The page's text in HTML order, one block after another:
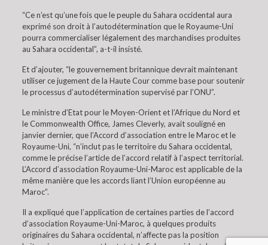
“Ce n’est qu’une fois que le peuple du Sahara occidental aura
exprimé son droit à l’autodétermination que le Royaume-Uni
pourra commercialiser légalement des marchandises produites
au Sahara occidental”, a-t-il insisté.
Et d’ajouter, “le gouvernement britannique devrait maintenant
utiliser ce jugement de la Haute Cour comme base pour soutenir
le processus d’autodétermination supervisé par l’ONU”.
Le ministre d’Etat pour le Moyen-Orient et l’Afrique du Nord et
le Commonwealth Office, James Cleverly, avait souligné en
janvier dernier, que l’Accord d’association entre le Maroc et le
Royaume-Uni, “n’inclut pas le territoire du Sahara occidental,
comme le précise l’article de l’accord relatif à l’aspect territorial.
L’Accord d’association Royaume-Uni-Maroc est applicable de la
même manière que les accords liant l’Union européenne au
Maroc”.
Il a expliqué que l’application de certaines parties de l’accord
d’association Royaume-Uni-Maroc, à quelques produits
originaires du Sahara occidental, n’affecte pas la position